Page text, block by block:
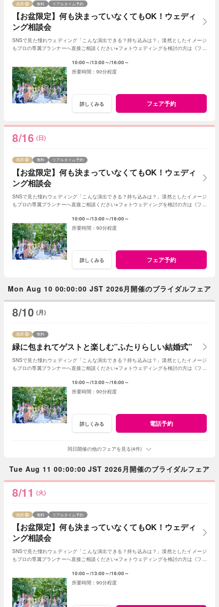
【お盆限定】何も決まっていなくてもOK！ウェディ
ング相談会
残席 無料 リアルタイム予約
SNSで見た憧れウェディング「こんな演出できる？持ち込みは？」漠然としたイメージ
もプロの専属プランナーへ直接ご相談ください※フォトウェディングを検討の方は《フォ
10:00～ 13:00～ 16:00～
90分程度
詳しくみる フェア予約
8/16 (日)
【お盆限定】何も決まっていなくてもOK！ウェディ
ング相談会
残席 無料 リアルタイム予約
SNSで見た憧れウェディング「こんな演出できる？持ち込みは？」漠然としたイメージ
もプロの専属プランナーへ直接ご相談ください※フォトウェディングを検討の方は《フォ
10:00～ 13:00～ 16:00～
90分程度
詳しくみる フェア予約
Mon Aug 10 00:00:00 JST 2026月開催のブライダルフェア
8/10 (月)
緑に包まれてゲストと楽しむ”ふたりらしい結婚式”
残席 無料
SNSで見た憧れウェディング「こんな演出できる？持ち込みは？」漠然としたイメージ
もプロの専属プランナーへ直接ご相談ください※フォトウェディングを検討の方は《フォ
10:00～ 13:00～ 16:00～
90分程度
詳しくみる 電話予約
同日開催の他のフェアを見る(4件)
Tue Aug 11 00:00:00 JST 2026月開催のブライダルフェア
8/11 (火)
【お盆限定】何も決まっていなくてもOK！ウェディ
ング相談会
残席 無料 リアルタイム予約
SNSで見た憧れウェディング「こんな演出できる？持ち込みは？」漠然としたイメージ
もプロの専属プランナーへ直接ご相談ください※フォトウェディングを検討の方は《フォ
10:00～ 13:00～ 16:00～
90分程度